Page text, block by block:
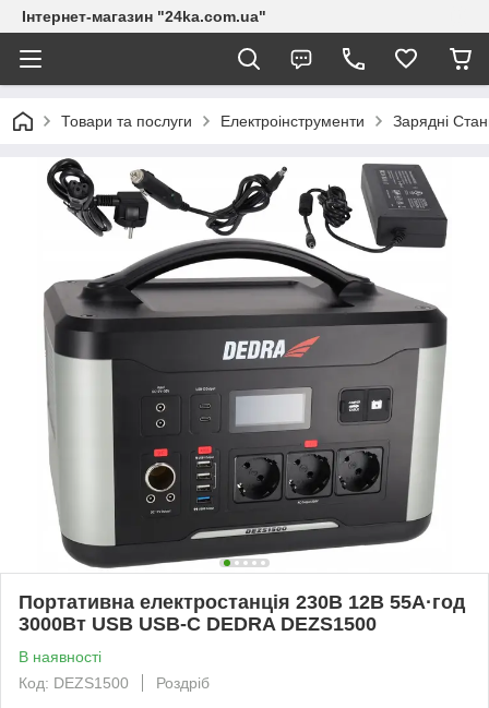
Інтернет-магазин "24ka.com.ua"
Товари та послуги Електроінструменти Зарядні
Портативна електростанція 230В 12В 55А·год
3000Вт USB USB-C DEDRA DEZS1500
В наявності
Код: DEZS1500
Роздріб